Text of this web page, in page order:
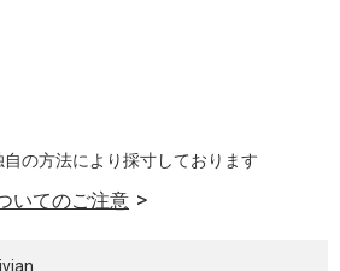
自の方法により採寸しております
いてのご注意